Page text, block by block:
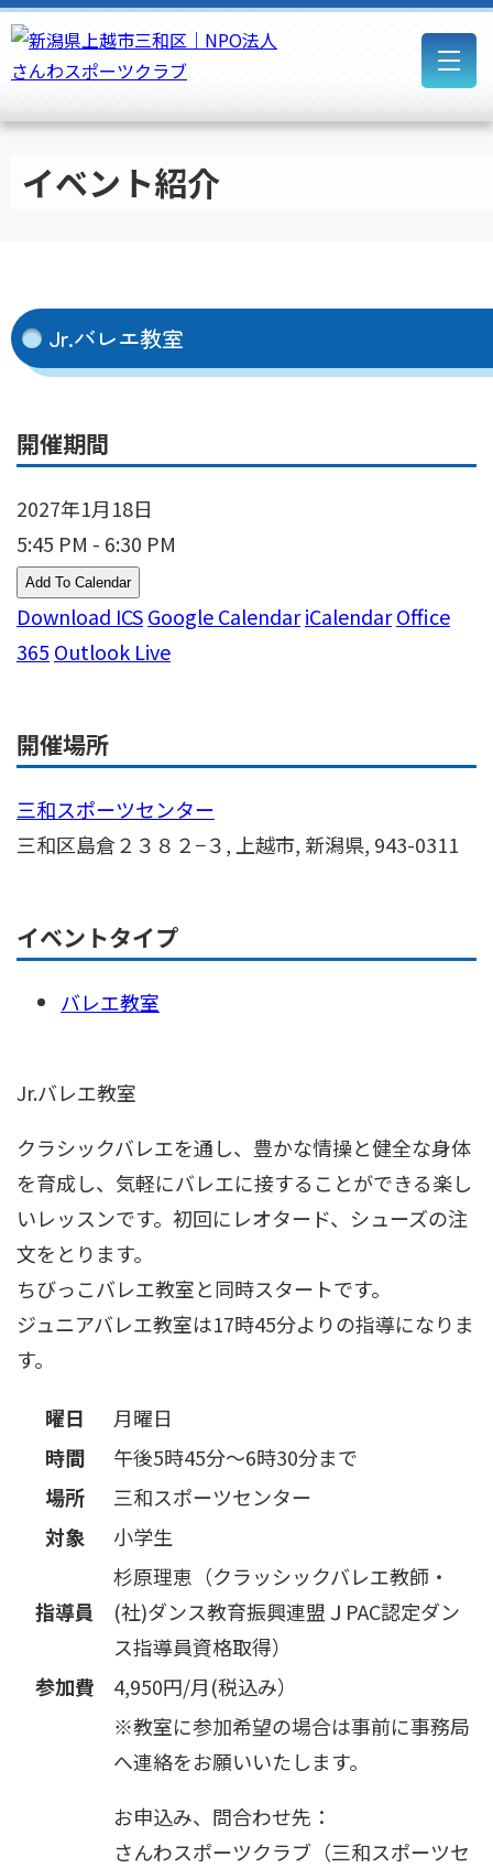
イベント紹介
Jr.バレエ教室
開催期間
2027年1月18日
5:45 PM - 6:30 PM
Add To Calendar
Download ICSGoogle CalendariCalendarOffice
365 Outlook Live
開催場所
三和スポーツセンター
三和区島倉２３８２−３, 上越市, 新潟県, 943-0311
イベントタイプ
バレエ教室
Jr.バレエ教室
クラシックバレエを通し、豊かな情操と健全な身体
を育成し、気軽にバレエに接することができる楽し
いレッスンです。初回にレオタード、シューズの注
文をとります。
ちびっこバレエ教室と同時スタートです。
ジュニアバレエ教室は17時45分よりの指導になりま
す。
曜日
月曜日
時間
午後5時45分～6時30分まで
場所
三和スポーツセンター
対象
小学生
指導員
杉原理恵（クラッシックバレエ教師・
(社)ダンス教育振興連盟ＪPAC認定ダン
ス指導員資格取得）
参加費
4,950円/月(税込み）
※教室に参加希望の場合は事前に事務局
へ連絡をお願いいたします。
お申込み、問合わせ先：
さんわスポーツクラブ（三和スポーツセ